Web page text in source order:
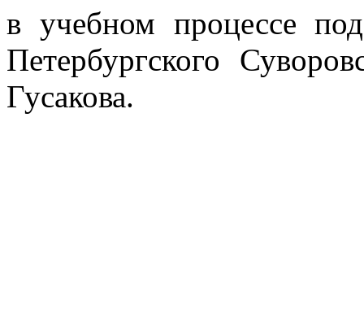
в учебном процессе
Петербургского
Гусакова.